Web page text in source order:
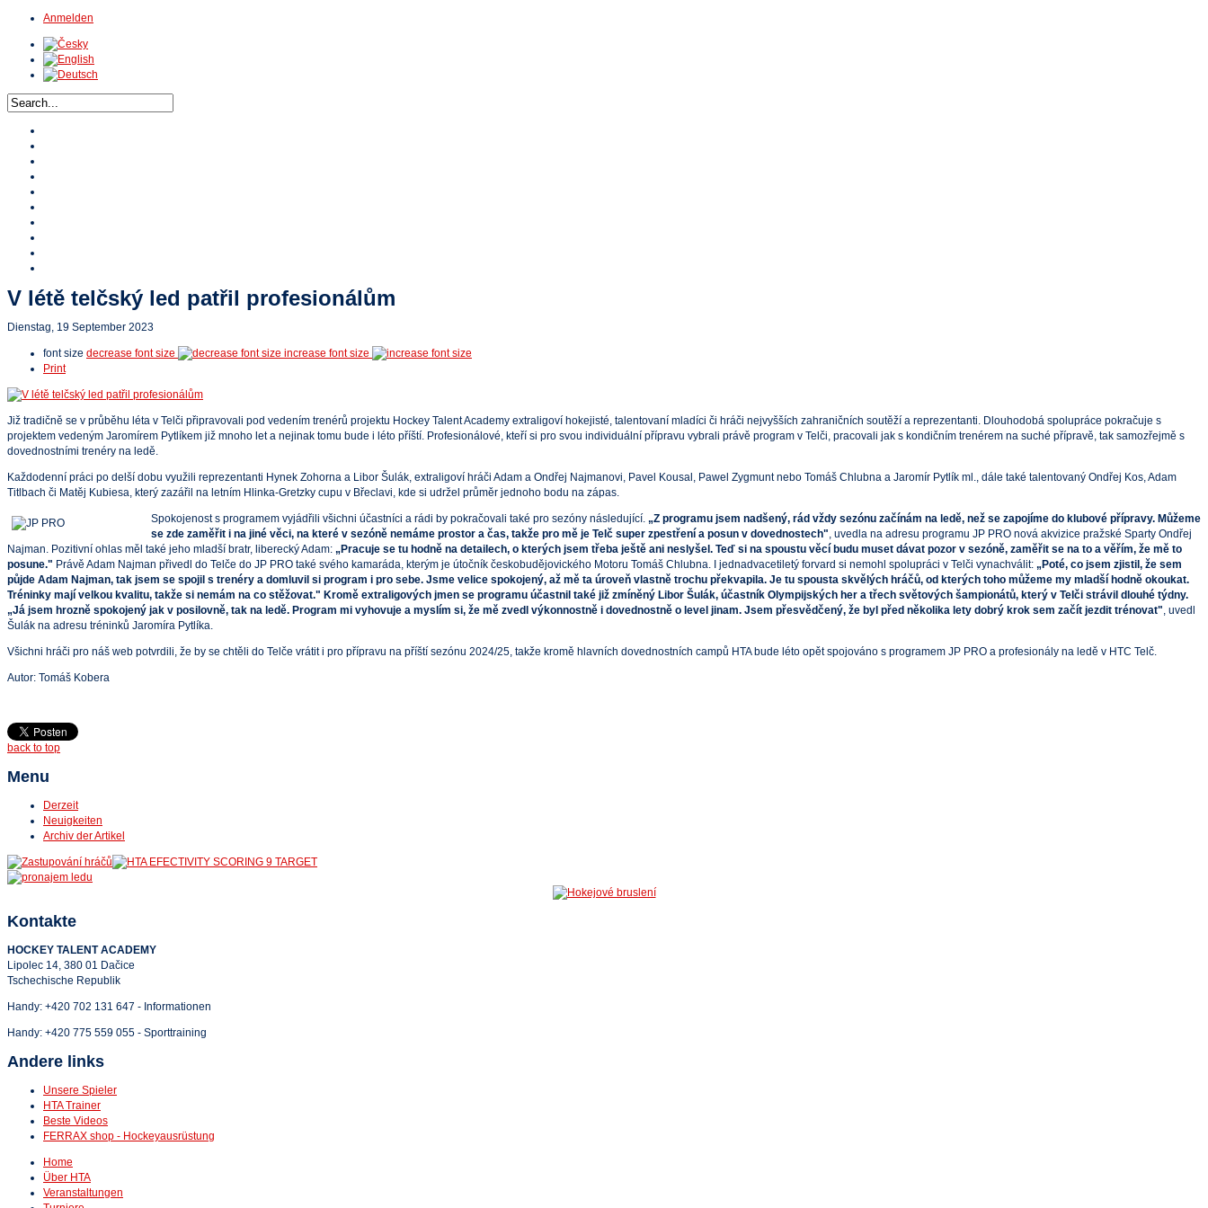
Anmelden
V létě telčský led patřil profesionálům
Dienstag, 19 September 2023
font size decrease font size
increase font size
Print
Již tradičně se v průběhu léta v Telči připravovali pod vedením trenérů projektu Hockey Talent Academy extraligoví hokejisté, talentovaní mladíci či hráči nejvyšších zahraničních soutěží a reprezentanti. Dlouhodobá spolupráce pokračuje s
projektem vedeným Jaromírem Pytlíkem již mnoho let a nejinak tomu bude i léto příští. Profesionálové, kteří si pro svou individuální přípravu vybrali právě program v Telči, pracovali jak s kondičním trenérem na suché přípravě, tak samozřejmě s
dovednostními trenéry na ledě.
Každodenní práci po delší dobu využili reprezentanti Hynek Zohorna a Libor Šulák, extraligoví hráči Adam a Ondřej Najmanovi, Pavel Kousal, Pawel Zygmunt nebo Tomáš Chlubna a Jaromír Pytlík ml., dále také talentovaný Ondřej Kos, Adam
Titlbach či Matěj Kubiesa, který zazářil na letním Hlinka-Gretzky cupu v Břeclavi, kde si udržel průměr jednoho bodu na zápas.
Spokojenost s programem vyjádřili všichni účastníci a rádi by pokračovali také pro sezóny následující. „Z programu jsem nadšený, rád vždy sezónu začínám na ledě, než se zapojíme do klubové přípravy. Můžeme
se zde zaměřit i na jiné věci, na které v sezóně nemáme prostor a čas, takže pro mě je Telč super zpestření a posun v dovednostech", uvedla na adresu programu JP PRO nová akvizice pražské Sparty Ondřej
Najman. Pozitivní ohlas měl také jeho mladší bratr, liberecký Adam: „Pracuje se tu hodně na detailech, o kterých jsem třeba ještě ani neslyšel. Teď si na spoustu věcí budu muset dávat pozor v sezóně, zaměřit se na to a věřím, že mě to
posune." Právě Adam Najman přivedl do Telče do JP PRO také svého kamaráda, kterým je útočník českobudějovického Motoru Tomáš Chlubna. I jednadvacetiletý forvard si nemohl spolupráci v Telči vynachválit: „Poté, co jsem zjistil, že sem
půjde Adam Najman, tak jsem se spojil s trenéry a domluvil si program i pro sebe. Jsme velice spokojený, až mě ta úroveň vlastně trochu překvapila. Je tu spousta skvělých hráčů, od kterých toho můžeme my mladší hodně okoukat.
Tréninky mají velkou kvalitu, takže si nemám na co stěžovat." Kromě extraligových jmen se programu účastnil také již zmíněný Libor Šulák, účastník Olympijských her a třech světových šampionátů, který v Telči strávil dlouhé týdny.
„Já jsem hrozně spokojený jak v posilovně, tak na ledě. Program mi vyhovuje a myslím si, že mě zvedl výkonnostně i dovednostně o level jinam. Jsem přesvědčený, že byl před několika lety dobrý krok sem začít jezdit trénovat", uvedl
Šulák na adresu tréninků Jaromíra Pytlíka.
Všichni hráči pro náš web potvrdili, že by se chtěli do Telče vrátit i pro přípravu na příští sezónu 2024/25, takže kromě hlavních dovednostních campů HTA bude léto opět spojováno s programem JP PRO a profesionály na ledě v HTC Telč.
Autor: Tomáš Kobera
back to top
Menu
Derzeit
Neuigkeiten
Archiv der Artikel
Kontakte
HOCKEY TALENT ACADEMY
Lipolec 14, 380 01 Dačice
Tschechische Republik
Handy: +420 702 131 647 - Informationen
Handy: +420 775 559 055 - Sporttraining
Andere links
Unsere Spieler
HTA Trainer
Beste Videos
FERRAX shop - Hockeyausrüstung
Home
Über HTA
Veranstaltungen